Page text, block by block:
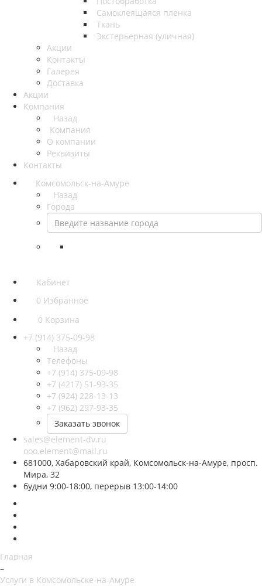
Самоклеящаяся пленка
Ткань
Экстерьерная (уличная)
Акции
Контакты
Галерея
Доставка
Акции
Компания
Назад
Компания
О компании
Реквизиты
Контакты
Комсомольск-на-Амуре
Назад
Города
Кабинет
0 Избранное
0 Корзина
+7 (914) 375-09-98
Назад
Телефоны
+7 (914) 375-09-98
+7 (4217) 51-93-35
+7 (924) 228-13-13
+7 (962) 297-93-35
Заказать звонок
sales@element-dv.ru
ooo.element@mail.ru
681000, Хабаровский край, Комсомольск-на-Амуре, просп.
Мира, 32
будни 9:00-18:00, перерыв 13:00-14:00
Главная
–
Услуги в Комсомольске-на-Амуре